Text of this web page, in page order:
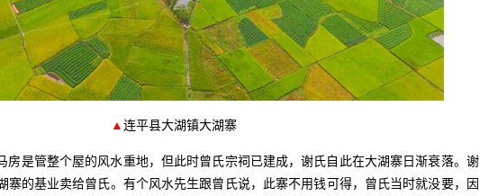
▲连平县大湖镇大湖寨
是管整个屋的风水重地，但此时曾氏宗祠已建成，谢氏自此在大湖寨日渐衰落。谢
寨的基业卖给曾氏。有个风水先生跟曾氏说，此寨不用钱可得，曾氏当时就没要，因